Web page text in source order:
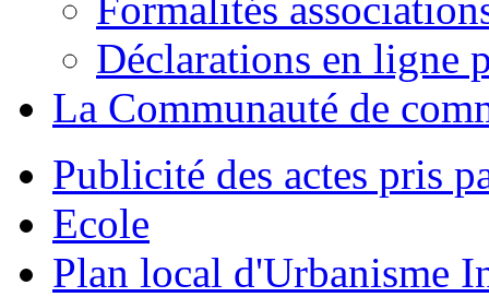
Déclarations en ligne
La Communauté de
Publicité des actes pris
Ecole
Plan local d'Urbanisme